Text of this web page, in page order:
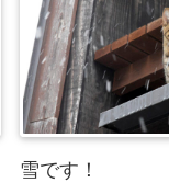
雪です！